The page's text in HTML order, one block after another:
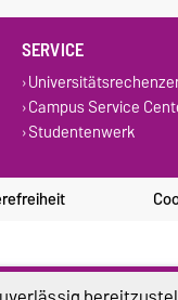
SERVICE
Campus Service
Studentenwerk